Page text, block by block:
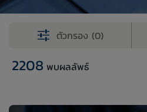
2208 พบผลลัพธ์
ตัวกรอง (0)